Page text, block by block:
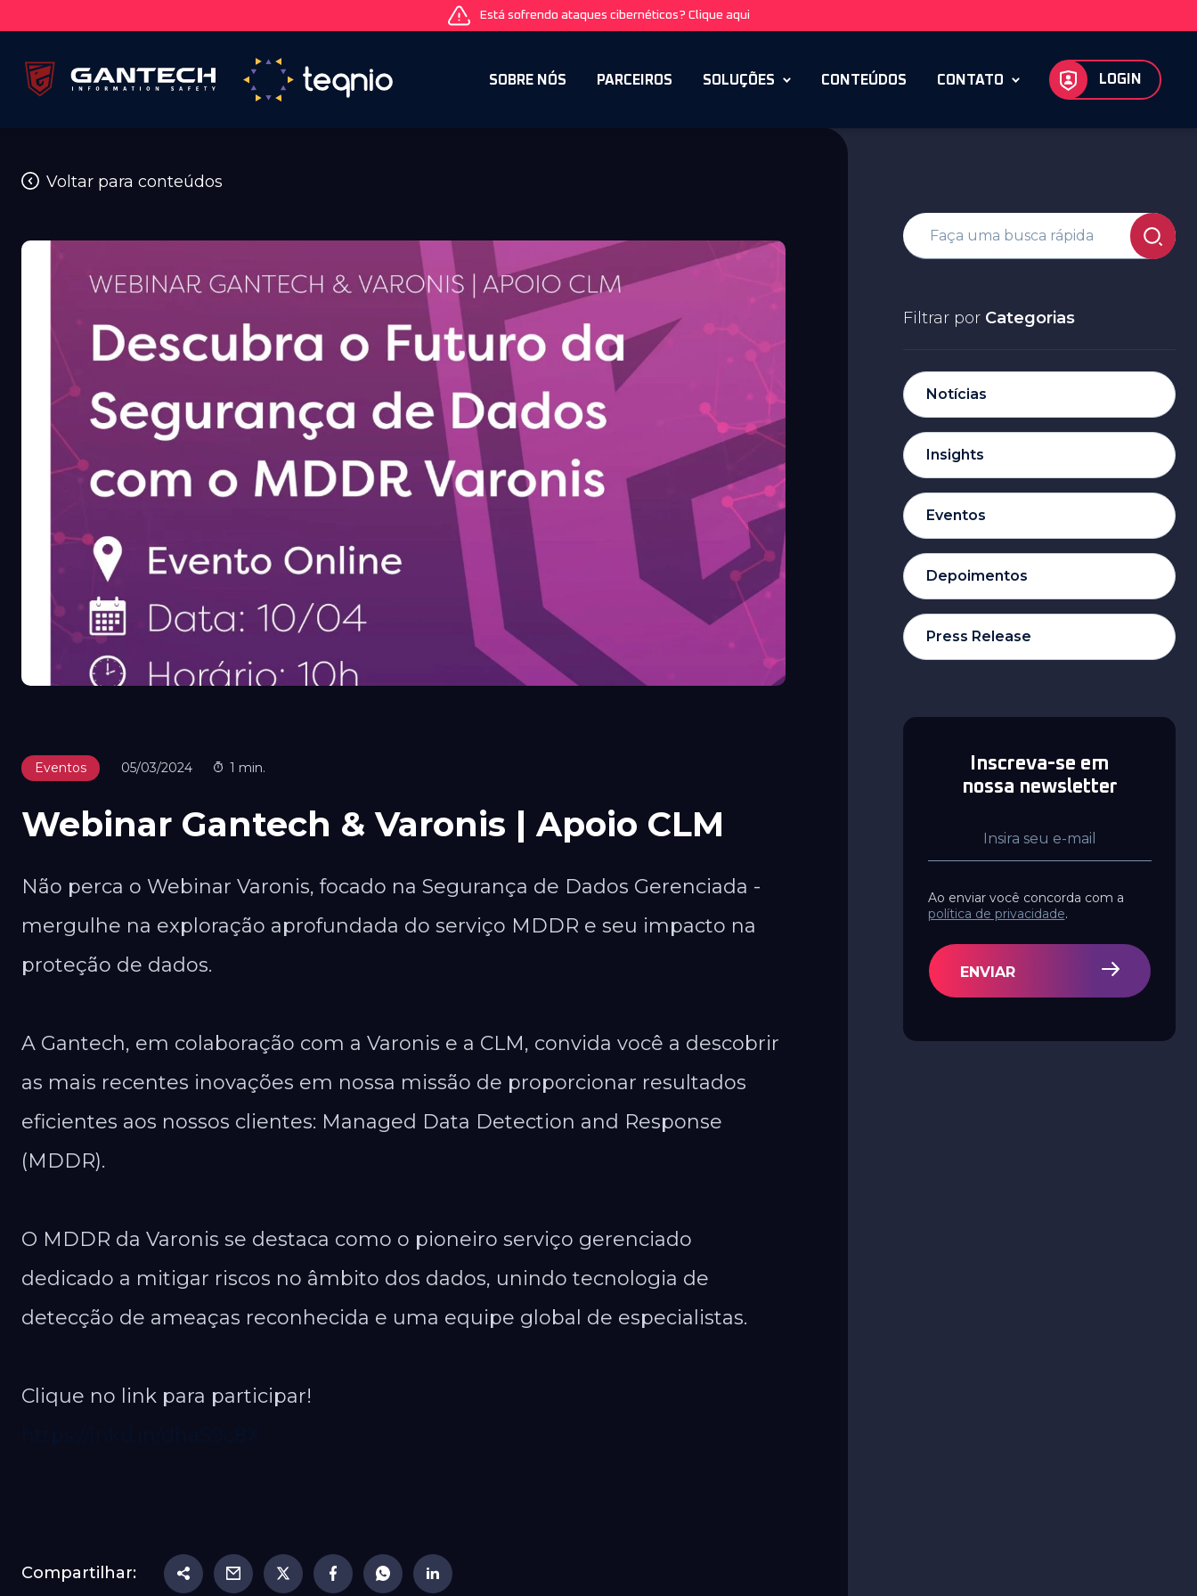
Está sofrendo ataques cibernéticos? Clique aqui
SOBRE NÓS PARCEIROS SOLUÇÕES CONTEÚDOS CONTATO LOGIN
Voltar para conteúdos
Eventos 05/03/2024 1 min.
Webinar Gantech & Varonis | Apoio CLM
Não perca o Webinar Varonis, focado na Segurança de Dados Gerenciada -
mergulhe na exploração aprofundada do serviço MDDR e seu impacto na
proteção de dados.
A Gantech, em colaboração com a Varonis e a CLM, convida você a descobrir
as mais recentes inovações em nossa missão de proporcionar resultados
eficientes aos nossos clientes: Managed Data Detection and Response
(MDDR).
O MDDR da Varonis se destaca como o pioneiro serviço gerenciado
dedicado a mitigar riscos no âmbito dos dados, unindo tecnologia de
detecção de ameaças reconhecida e uma equipe global de especialistas.
Clique no link para participar!
Compartilhar:
Filtrar por Categorias
Notícias
Insights
Eventos
Depoimentos
Press Release
Inscreva-se em
nossa newsletter
Ao enviar você concorda com a
política de privacidade.
ENVIAR